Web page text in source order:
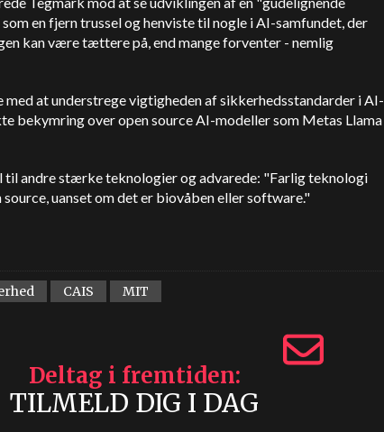
en fjern trussel og henviste til nogle i AI-samfundet, der
kan være tættere på, end mange forventer - nemlig
med at understrege vigtigheden af sikkerhedsstandarder i AI-
bekymring over open source AI-modeller som Metas Llama
til andre stærke teknologier og advarede: "Farlig teknologi
uanset om det er biovåben eller software."
CAIS MIT
Deltag i fremtiden
TILMELD DIG I DAG